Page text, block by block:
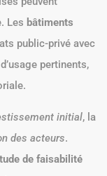
Les bâtiments
public-privé avec
pertinents,
initial, la
des acteurs.
de faisabilité